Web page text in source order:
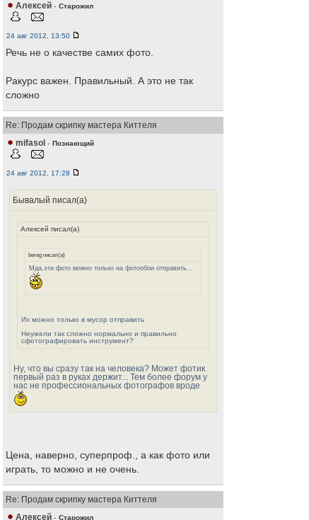
Алексей - Старожил
24 авг 2012, 13:50
Речь не о качестве самих фото.
Ракурс важен. Правильный. А это не так
сложно
Re: Продам скрипку мастера Киттеля
mifasol - Познающий
24 авг 2012, 17:28
Бывалый писал(а)
Алексей писал(а)
bereg писал(а)
Мда,эти фото можно только на фотообои отправить...
Их можно только в мусор отправить
Неужели так сложно нормально и правильно
сфотографировать инструмент?
Ну, что вы сразу так на человека? Может фотик
первый раз в руках держит... Тем более форум у
нас не профессиональных фотографов вроде
Цена, наверно, суперпроф., а как фото или
играть, то можно и не очень.
Re: Продам скрипку мастера Киттеля
Алексей - Старожил